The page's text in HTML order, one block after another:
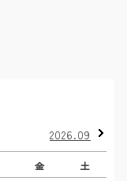
2026.09
金 土